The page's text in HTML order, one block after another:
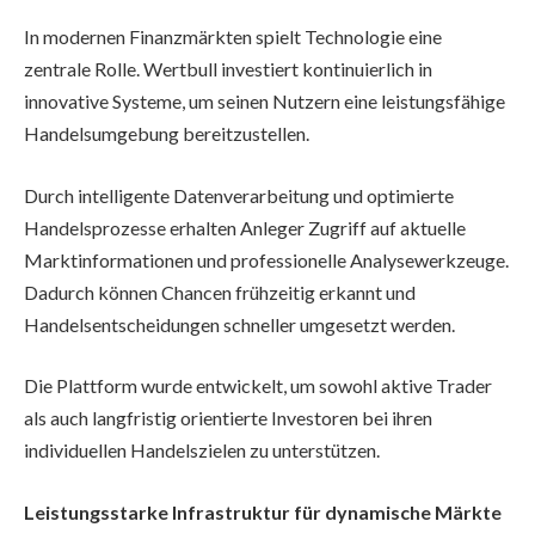
In modernen Finanzmärkten spielt Technologie eine
zentrale Rolle. Wertbull investiert kontinuierlich in
innovative Systeme, um seinen Nutzern eine leistungsfähige
Handelsumgebung bereitzustellen.
Durch intelligente Datenverarbeitung und optimierte
Handelsprozesse erhalten Anleger Zugriff auf aktuelle
Marktinformationen und professionelle Analysewerkzeuge.
Dadurch können Chancen frühzeitig erkannt und
Handelsentscheidungen schneller umgesetzt werden.
Die Plattform wurde entwickelt, um sowohl aktive Trader
als auch langfristig orientierte Investoren bei ihren
individuellen Handelszielen zu unterstützen.
Leistungsstarke Infrastruktur für dynamische Märkte